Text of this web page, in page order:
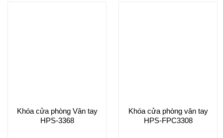
Khóa cửa phòng Vân tay
HPS-3368
Khóa cửa phòng vân tay
HPS-FPC3308